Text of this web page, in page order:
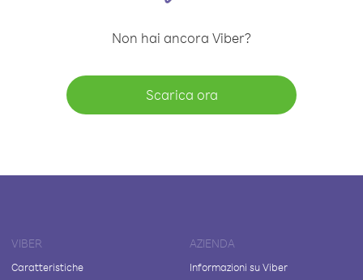
Non hai ancora Viber?
Scarica ora
VIBER
Caratteristiche
AZIENDA
Informazioni su Viber